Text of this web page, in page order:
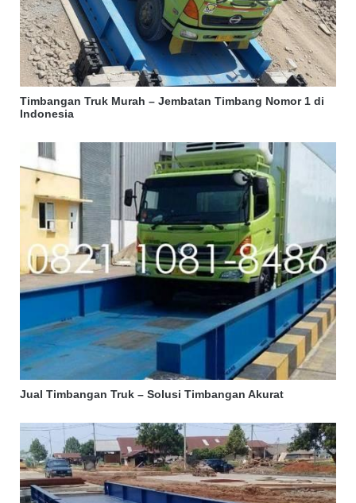
Timbangan Truk Murah – Jembatan Timbang Nomor 1 di
Indonesia
Jual Timbangan Truk – Solusi Timbangan Akurat